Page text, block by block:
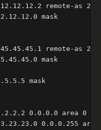
remote-as 234
mask
remote-as 234
mask
mask
0.0.0.0 area 0
0.0.0.255 area